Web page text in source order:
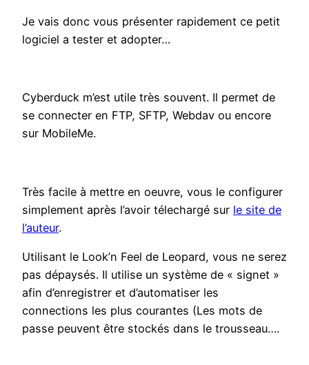
Je vais donc vous présenter rapidement ce petit
logiciel a tester et adopter…
Cyberduck m’est utile très souvent. Il permet de
se connecter en FTP, SFTP, Webdav ou encore
sur MobileMe.
Très facile à mettre en oeuvre, vous le configurer
simplement après l’avoir télechargé sur le site de
l’auteur.
Utilisant le Look’n Feel de Leopard, vous ne serez
pas dépaysés. Il utilise un système de « signet »
afin d’enregistrer et d’automatiser les
connections les plus courantes (Les mots de
passe peuvent être stockés dans le trousseau….